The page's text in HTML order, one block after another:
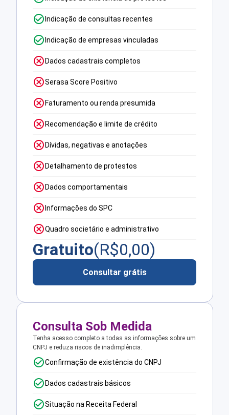
Indicação de consultas recentes
Indicação de empresas vinculadas
Dados cadastrais completos
Serasa Score Positivo
Faturamento ou renda presumida
Recomendação e limite de crédito
Dívidas, negativas e anotações
Detalhamento de protestos
Dados comportamentais
Informações do SPC
Quadro societário e administrativo
Gratuito(R$0,00)
Consultar grátis
Consulta Sob Medida
Tenha acesso completo a todas as informações sobre um
CNPJ e reduza riscos de inadimplência.
Confirmação de existência do CNPJ
Dados cadastrais básicos
Situação na Receita Federal